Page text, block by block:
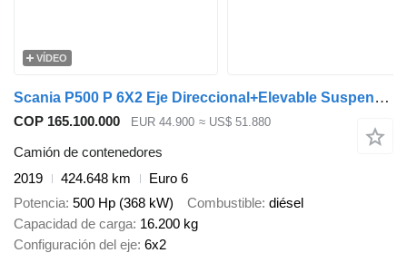
VÍDEO
Scania P500 P 6X2 Eje Direccional+Elevable Suspensión Neumática Retarde
COP 165.100.000 EUR 44.900 ≈ US$ 51.880
Camión de contenedores
2019
424.648 km
Euro 6
Potencia 500 Hp (368 kW) Combustible diésel
Capacidad de carga 16.200 kg
Configuración del eje 6x2